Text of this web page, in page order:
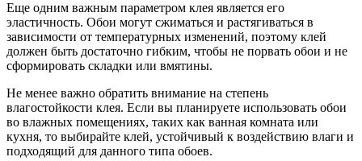
Еще одним важным параметром клея является его
эластичность. Обои могут сжиматься и растягиваться в
зависимости от температурных изменений, поэтому клей
должен быть достаточно гибким, чтобы не порвать обои и не
сформировать складки или вмятины.
Не менее важно обратить внимание на степень
влагостойкости клея. Если вы планируете использовать обои
во влажных помещениях, таких как ванная комната или
кухня, то выбирайте клей, устойчивый к воздействию влаги и
подходящий для данного типа обоев.